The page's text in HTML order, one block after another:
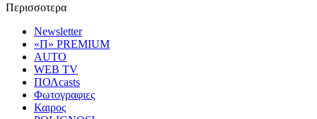
Περισσοτερα
Newsletter
«Π» PREMIUM
AUTO
WEB TV
ΠΟΛcasts
Φωτογραφιες
Καιρος